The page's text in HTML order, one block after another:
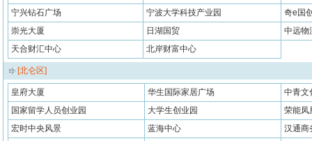
宁兴钻石广场
宁波大学科技产业园
奇e国
崇光大厦
日湖国贸
中远物
天合财汇中心
北岸财富中心
[北仑区]
皇府大厦 华生国际家居广场
中青文
国家留学人员创业园
大学生创业园
荣能凤
宏时中央风景
蓝海中心
汉通商